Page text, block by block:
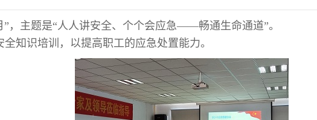
”，主题是“人人讲安全、个个会应急——畅通生命通道”。
知识培训，以提高职工的应急处置能力。